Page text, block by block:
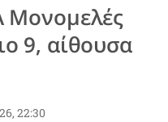
Μονομελές
9, αίθουσα
22:30